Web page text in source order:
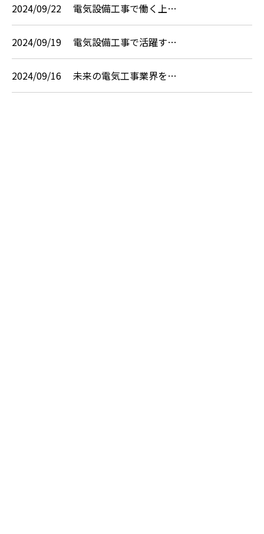
2024/09/22 電気設備工事で働く上…
2024/09/19 電気設備工事で活躍す…
2024/09/16 未来の電気工事業界を…